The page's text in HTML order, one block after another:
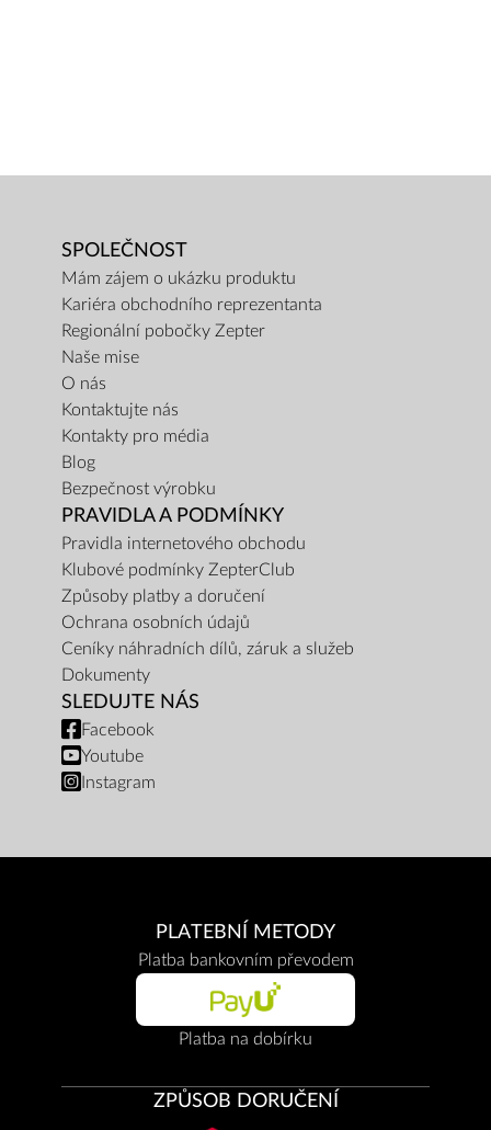
SPOLEČNOST
Mám zájem o ukázku produktu
Kariéra obchodního reprezentanta
Regionální pobočky Zepter
Naše mise
O nás
Kontaktujte nás
Kontakty pro média
Blog
Bezpečnost výrobku
PRAVIDLA A PODMÍNKY
Pravidla internetového obchodu
Klubové podmínky ZepterClub
Způsoby platby a doručení
Ochrana osobních údajů
Ceníky náhradních dílů, záruk a služeb
Dokumenty
SLEDUJTE NÁS
Facebook
Youtube
Instagram
PLATEBNÍ METODY
Platba bankovním převodem
Platba na dobírku
ZPŮSOB DORUČENÍ